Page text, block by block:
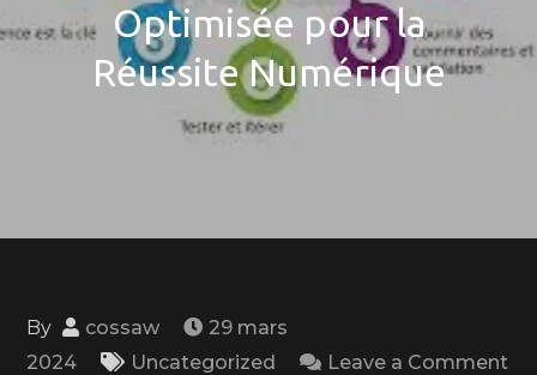
Optimisée pour la
Réussite Numérique
By cossaw
29 mars
2024
Uncategorized
Leave a Comment